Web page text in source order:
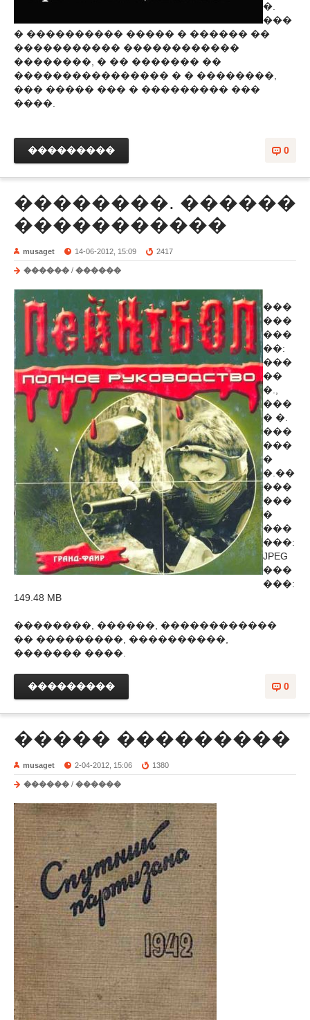
�.
���
� ���������� ����� � ������ ��
����������� ������������
��������, � �� ������� ��
���������������� � � ��������,
��� ����� ��� � ��������� ���
����.
0
���������
��������. ������
�����������
musaget 14-06-2012, 15:09 2417
������ / ������
���
���
���
��:
���
��
�.,
���
� �.
���
���
�
�.��
���
���
�
���
���:
JPEG
���
���:
149.48 MB
��������, ������, ������������
�� ���������, ����������,
������� ����.
0
���������
����� ���������
musaget 2-04-2012, 15:06 1380
������ / ������